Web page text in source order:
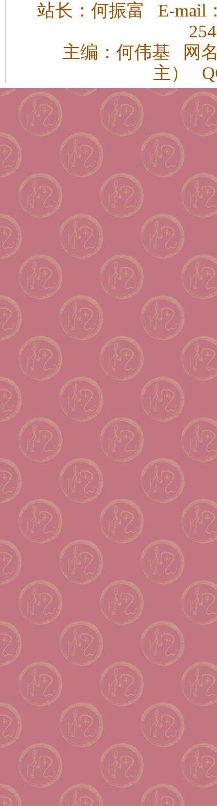
站长：何振富 E-mail
主编：何伟基 网
主）